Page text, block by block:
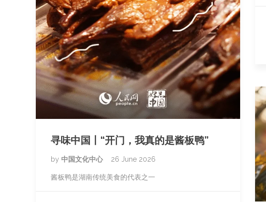
寻味中国丨“开门，我真的是酱板鸭”
by 中国文化中心 26 June 2026
酱板鸭是湖南传统美食的代表之一